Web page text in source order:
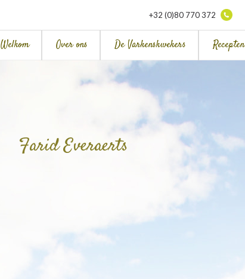
+32 (0)80 770 372
Welkom Over ons De Varkenskwekers Recepten
Farid Everaerts